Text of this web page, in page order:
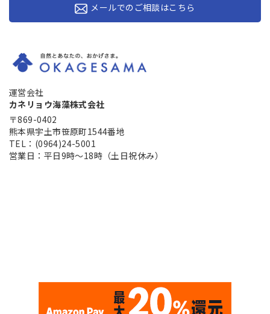
メールでのご相談はこちら
運営会社
カネリョウ海藻株式会社
〒869-0402
熊本県宇土市笹原町1544番地
TEL：(0964)24-5001
営業日：平日9時～18時（土日祝休み）